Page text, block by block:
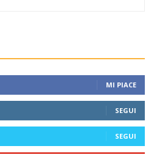
MI PIACE
SEGUI
SEGUI